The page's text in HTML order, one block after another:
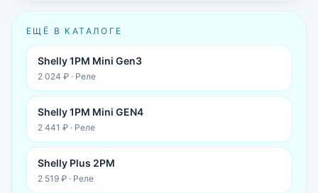
ЕЩЁ В КАТАЛОГЕ
Shelly 1PM Mini Gen3
2 024 ₽ · Реле
Shelly 1PM Mini GEN4
2 441 ₽ · Реле
Shelly Plus 2PM
2 519 ₽ · Реле